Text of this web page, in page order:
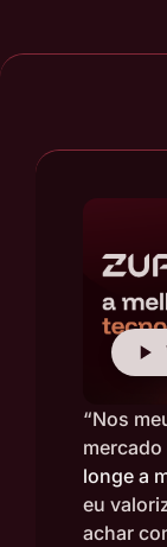
“Nos
longe a
eu
achar